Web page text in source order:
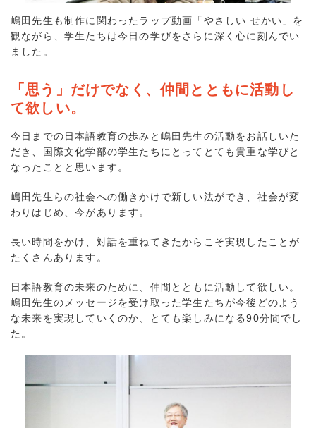
嶋田先生も制作に関わったラップ動画「やさしい せかい」を
観ながら、学生たちは今日の学びをさらに深く心に刻んでい
ました。
「思う」だけでなく、仲間とともに活動し
て欲しい。
今日までの日本語教育の歩みと嶋田先生の活動をお話しいた
だき、国際文化学部の学生たちにとってとても貴重な学びと
なったことと思います。
嶋田先生らの社会への働きかけで新しい法ができ、社会が変
わりはじめ、今があります。
長い時間をかけ、対話を重ねてきたからこそ実現したことが
たくさんあります。
日本語教育の未来のために、仲間とともに活動して欲しい。
嶋田先生のメッセージを受け取った学生たちが今後どのよう
な未来を実現していくのか、とても楽しみになる90分間でし
た。